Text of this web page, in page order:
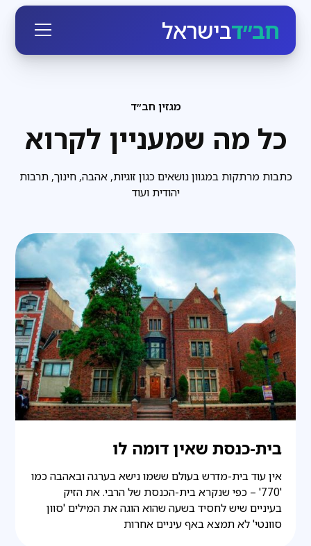
חב״דבישראל
מגזין חב״ד
כל מה שמעניין לקרוא
כתבות מרתקות במגוון נושאים כגון זוגיות, אהבה, חינוך, תרבות
יהודית ועוד
בית-כנסת שאין דומה לו
אין עוד בית-מדרש בעולם ששמו נישא בערגה ובאהבה כמו
'770' – כפי שנקרא בית-הכנסת של הרבי. את הזיק
בעיניים שיש לחסיד בשעה שהוא הוגה את המילים 'סוון
סוונטי' לא תמצא באף עיניים אחרות